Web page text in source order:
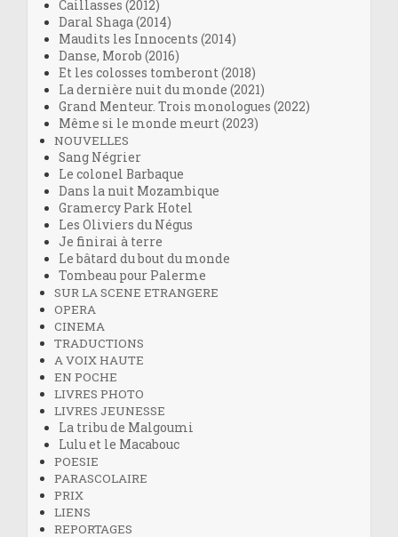
Caillasses (2012)
Daral Shaga (2014)
Maudits les Innocents (2014)
Danse, Morob (2016)
Et les colosses tomberont (2018)
La dernière nuit du monde (2021)
Grand Menteur. Trois monologues (2022)
Même si le monde meurt (2023)
NOUVELLES
Sang Négrier
Le colonel Barbaque
Dans la nuit Mozambique
Gramercy Park Hotel
Les Oliviers du Négus
Je finirai à terre
Le bâtard du bout du monde
Tombeau pour Palerme
SUR LA SCENE ETRANGERE
OPERA
CINEMA
TRADUCTIONS
A VOIX HAUTE
EN POCHE
LIVRES PHOTO
LIVRES JEUNESSE
La tribu de Malgoumi
Lulu et le Macabouc
POESIE
PARASCOLAIRE
PRIX
LIENS
REPORTAGES